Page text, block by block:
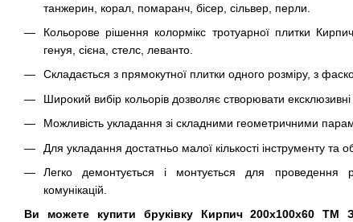
танжерин, корал, помаранч, бісер, сільвер, перли.
Кольорове рішення колормікс тротуарної плитки
генуя, сієна, стелс, леванто.
Складається з прямокутної плитки одного розміру, з
Широкий вибір кольорів дозволяє створювати ексклюзивні
Можливість укладання зі складними геометричними
Для укладання достатньо малої кількості інструменту та
Легко демонтується і монтується для проведення
комунікацій.
Ви можете купити бруківку Кирпич 200х100х60 ТМ